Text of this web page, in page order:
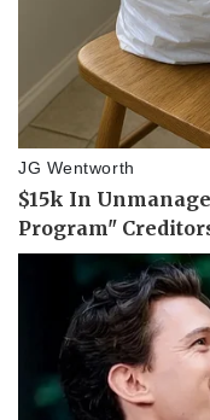
Sức khỏe
Dinh dưỡng - món ngon
Sản phụ khoa
Nhi khoa
Nam khoa
Làm đẹp - giảm cân
Phòng mạch online